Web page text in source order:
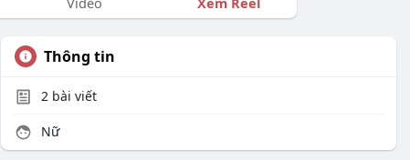
Thông tin
2 bài viết
Nữ